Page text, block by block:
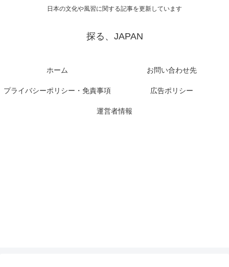
日本の文化や風習に関する記事を更新しています
探る、JAPAN
ホーム お問い合わせ先
プライバシーポリシー・免責事項 広告ポリシー
運営者情報